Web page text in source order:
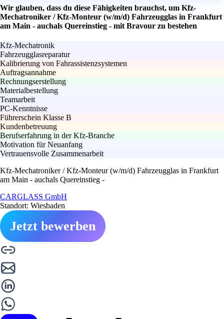
Wir glauben, dass du diese Fähigkeiten brauchst, um Kfz-
Mechatroniker / Kfz-Monteur (w/m/d) Fahrzeugglas in Frankfurt
am Main - auchals Quereinstieg - mit Bravour zu bestehen
Kfz-Mechatronik
Fahrzeugglasreparatur
Kalibrierung von Fahrassistenzsystemen
Auftragsannahme
Rechnungserstellung
Materialbestellung
Teamarbeit
PC-Kenntnisse
Führerschein Klasse B
Kundenbetreuung
Berufserfahrung in der Kfz-Branche
Motivation für Neuanfang
Vertrauensvolle Zusammenarbeit
Kfz-Mechatroniker / Kfz-Monteur (w/m/d) Fahrzeugglas in Frankfurt
am Main - auchals Quereinstieg -
CARGLASS GmbH
Standort: Wiesbaden
Jetzt bewerben